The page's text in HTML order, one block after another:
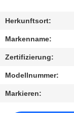
SIE
MIT
UNS
IN
Herkunftsort:
Markenname:
Zertifizierung:
Modellnummer:
Markieren: